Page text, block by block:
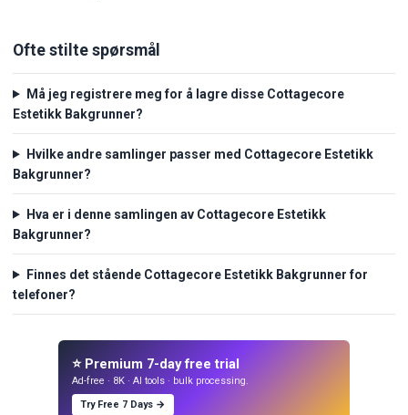
Ofte stilte spørsmål
Må jeg registrere meg for å lagre disse Cottagecore
Estetikk Bakgrunner?
Hvilke andre samlinger passer med Cottagecore Estetikk
Bakgrunner?
Hva er i denne samlingen av Cottagecore Estetikk
Bakgrunner?
Finnes det stående Cottagecore Estetikk Bakgrunner for
telefoner?
⭐ Premium 7-day free trial
Ad-free · 8K · AI tools · bulk processing.
Try Free 7 Days →